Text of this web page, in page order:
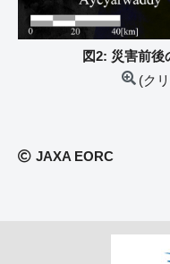
図2: 災害前
(ク
JAXA EORC